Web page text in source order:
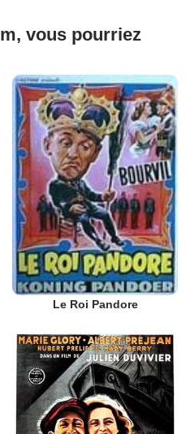
vous pourriez
Le Roi Pandore